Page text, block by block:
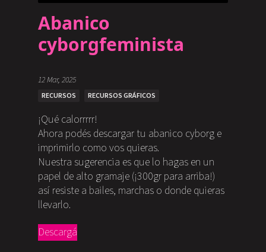
Abanico
cyborgfeminista
12 Mar, 2025
RECURSOS RECURSOS GRÁFICOS
¡Qué calorrrrr!
Ahora podés descargar tu abanico cyborg e
imprimirlo como vos quieras.
Nuestra sugerencia es que lo hagas en un
papel de alto gramaje (¡300gr para arriba!)
así resiste a bailes, marchas o donde quieras
llevarlo.
Descargá